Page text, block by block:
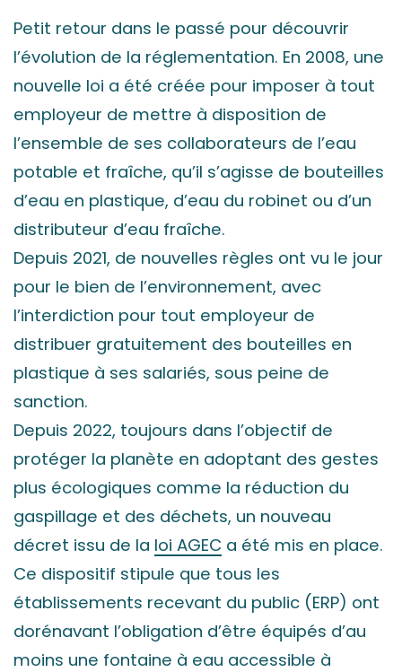
Petit retour dans le passé pour découvrir
l’évolution de la réglementation. En 2008, une
nouvelle loi a été créée pour imposer à tout
employeur de mettre à disposition de
l’ensemble de ses collaborateurs de l’eau
potable et fraîche, qu’il s’agisse de bouteilles
d’eau en plastique, d’eau du robinet ou d’un
distributeur d’eau fraîche.
Depuis 2021, de nouvelles règles ont vu le jour
pour le bien de l’environnement, avec
l’interdiction pour tout employeur de
distribuer gratuitement des bouteilles en
plastique à ses salariés, sous peine de
sanction.
Depuis 2022, toujours dans l’objectif de
protéger la planète en adoptant des gestes
plus écologiques comme la réduction du
gaspillage et des déchets, un nouveau
décret issu de la loi AGEC a été mis en place.
Ce dispositif stipule que tous les
établissements recevant du public (ERP) ont
dorénavant l’obligation d’être équipés d’au
moins une fontaine à eau accessible à